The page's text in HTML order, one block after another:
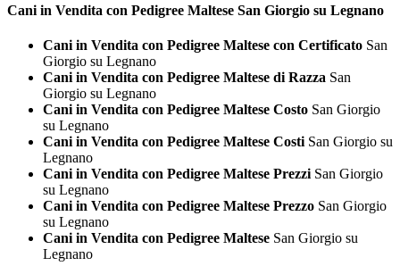
Cani in Vendita con Pedigree Maltese San Giorgio su Legnano
Cani in Vendita con Pedigree Maltese con Certificato San
Giorgio su Legnano
Cani in Vendita con Pedigree Maltese di Razza San
Giorgio su Legnano
Cani in Vendita con Pedigree Maltese Costo San Giorgio
su Legnano
Cani in Vendita con Pedigree Maltese Costi San Giorgio su
Legnano
Cani in Vendita con Pedigree Maltese Prezzi San Giorgio
su Legnano
Cani in Vendita con Pedigree Maltese Prezzo San Giorgio
su Legnano
Cani in Vendita con Pedigree Maltese San Giorgio su
Legnano